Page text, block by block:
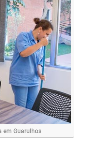
em Guarulhos